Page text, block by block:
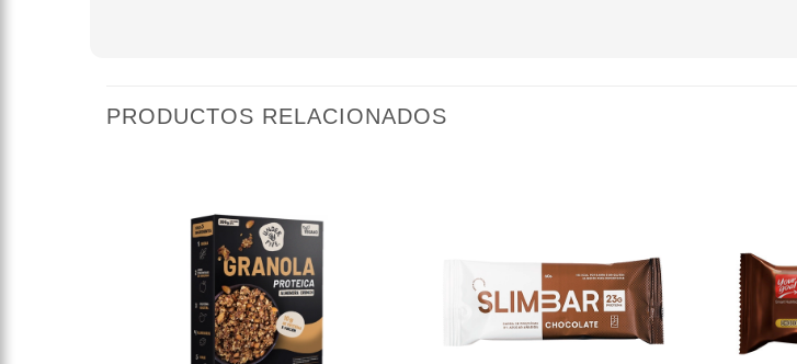
PRODUCTOS RELACIONADOS